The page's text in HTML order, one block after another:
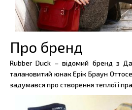
Про бренд
Rubber Duck – відомий бренд з
талановитий юнак Ерік Браун
задумався про створення теплої і